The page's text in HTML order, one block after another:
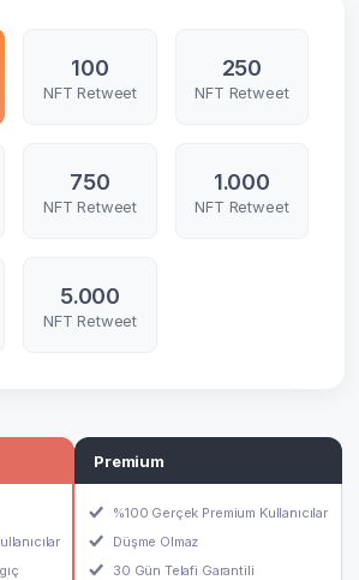
100
NFT Retweet
250
NFT Retweet
750
NFT Retweet
1.000
NFT Retweet
5.000
NFT Retweet
Premium
%100 Gerçek Premium Kullanıcılar
Düşme Olmaz
30 Gün Telafi Garantili